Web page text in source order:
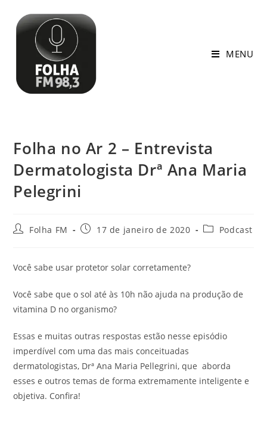
MENU
Folha no Ar 2 – Entrevista
Dermatologista Drª Ana Maria
Pelegrini
Folha FM 17 de janeiro de 2020 Podcast
Você sabe usar protetor solar corretamente?
Você sabe que o sol até às 10h não ajuda na produção de
vitamina D no organismo?
Essas e muitas outras respostas estão nesse episódio
imperdível com uma das mais conceituadas
dermatologistas, Drª Ana Maria Pellegrini, que aborda
esses e outros temas de forma extremamente inteligente e
objetiva. Confira!